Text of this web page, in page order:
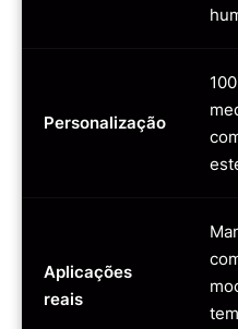
Personalização
Aplicações
reais